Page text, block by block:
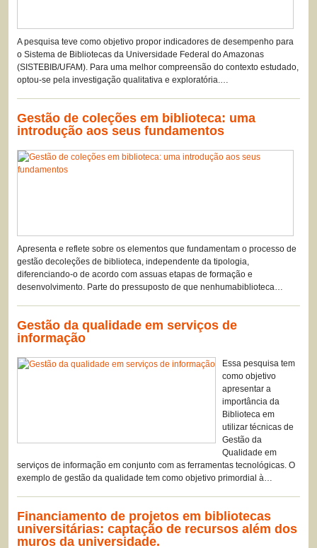
A pesquisa teve como objetivo propor indicadores de desempenho para
o Sistema de Bibliotecas da Universidade Federal do Amazonas
(SISTEBIB/UFAM). Para uma melhor compreensão do contexto estudado,
optou-se pela investigação qualitativa e exploratória.…
Gestão de coleções em biblioteca: uma
introdução aos seus fundamentos
Apresenta e reflete sobre os elementos que fundamentam o processo de
gestão decoleções de biblioteca, independente da tipologia,
diferenciando-o de acordo com assuas etapas de formação e
desenvolvimento. Parte do pressuposto de que nenhumabiblioteca…
Gestão da qualidade em serviços de
informação
Essa pesquisa tem
como objetivo
apresentar a
importância da
Biblioteca em
utilizar técnicas de
Gestão da
Qualidade em
serviços de informação em conjunto com as ferramentas tecnológicas. O
exemplo de gestão da qualidade tem como objetivo primordial à…
Financiamento de projetos em bibliotecas
universitárias: captação de recursos além dos
muros da universidade.